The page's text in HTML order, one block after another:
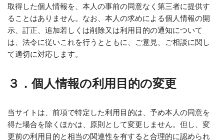
取得した個人情報を、本人の事前の同意なく第三者に提供す
ることはありません。なお、本人の求めによる個人情報の開
示、訂正、追加若しくは削除又は利用目的の通知について
は、法令に従いこれを行うとともに、ご意見、ご相談に関し
て適切に対応します。
３．個人情報の利用目的の変更
当サイトは、前項で特定した利用目的は、予め本人の同意を
得た場合を除くほかは、原則として変更しません。但し、変
更前の利用目的と相当の関連性を有すると合理的に認められ